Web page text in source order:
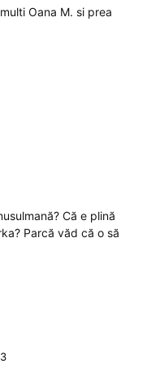
Oana M. si prea
Că e plină
Parcă văd că o să